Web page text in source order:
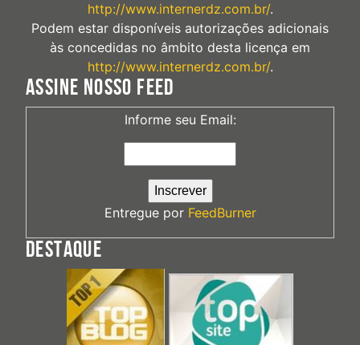
http://www.internerdz.com.br/.
Podem estar disponíveis autorizações adicionais
às concedidas no âmbito desta licença em
http://www.internerdz.com.br/.
ASSINE NOSSO FEED
Informe seu Email:
Entregue por FeedBurner
DESTAQUE